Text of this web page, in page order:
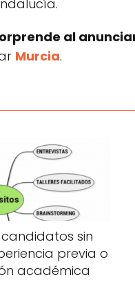
al
Murcia.
sin
previa o
académica